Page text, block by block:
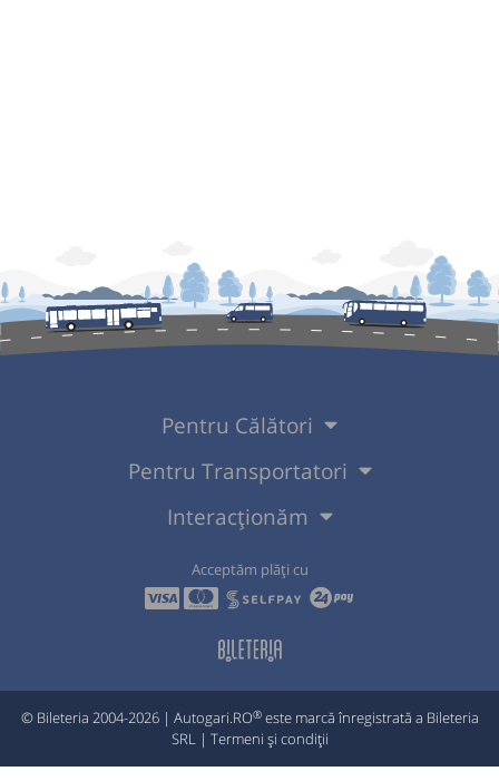
Pentru Călători
Pentru Transportatori
Interacționăm
Acceptăm plăți cu
© Bileteria 2004-2026 | Autogari.RO®este marcă înregistrată a Bileteria
SRL | Termeni și condiții